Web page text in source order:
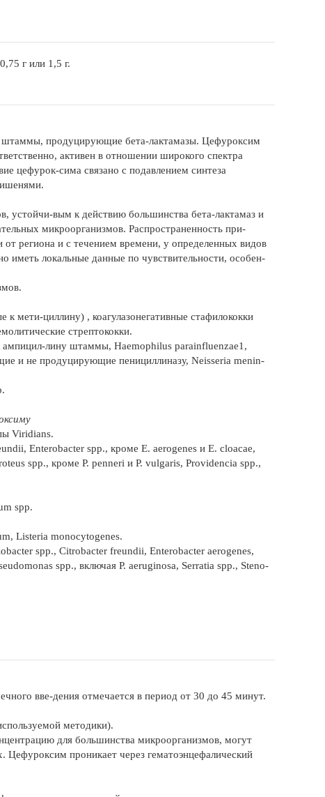
г или 1,5 г.
штаммы, продуцирующие бета-лактамазы. Цефуроксим
активен в отношении широкого спектра
цефурок-сима связано с подавлением синтеза
устойчи-вым к действию большинства бета-лактамаз и
микроорганизмов. Распространенность при-
региона и с течением времени, у определенных видов
иметь локальные данные по чувствительности, особен-
мети-циллину) , коагулазонегативные стафилококки
стрептококки.
лину штаммы, Haemophilus parainfluenzae1,
и не продуцирующие пенициллиназу, Neisseria menin-
Viridians.
Enterobacter spp., кроме E. aerogenes и E. cloacae,
spp., кроме P. penneri и P. vulgaris, Providencia spp.,
spp.
Listeria monocytogenes.
spp., Citrobacter freundii, Enterobacter aerogenes,
spp., включая P. aeruginosa, Serratia spp., Steno-
вве-дения отмечается в период от 30 до 45 минут.
методики).
для большинства микроорганизмов, могут
Цефуроксим проникает через гематоэнцефалический